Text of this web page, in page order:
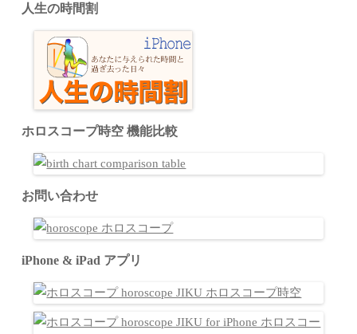
人生の時間割
ホロスコープ時空 機能比較
お問い合わせ
iPhone & iPad アプリ